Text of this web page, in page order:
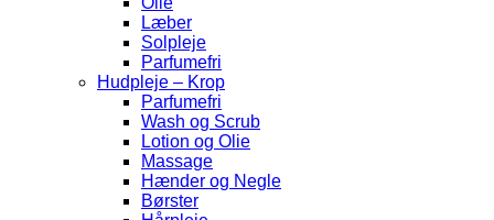
Læber
Solpleje
Parfumefri
Hudpleje – Krop
Parfumefri
Wash og Scrub
Lotion og Olie
Massage
Hænder og Negle
Børster